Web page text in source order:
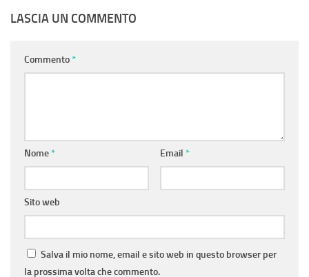
LASCIA UN COMMENTO
Commento*
Nome* Email *
Sito web
Salva il mio nome, email e sito web in questo browser per
la prossima volta che commento.